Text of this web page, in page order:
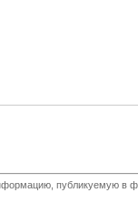
публикуемую